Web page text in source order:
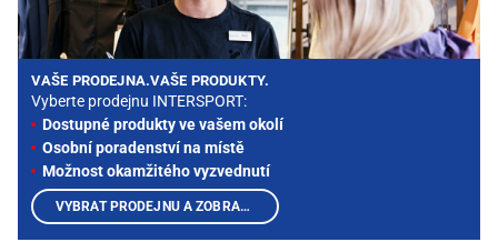
VAŠE PRODEJNA.VAŠE PRODUKTY.
Vyberte prodejnu INTERSPORT:
Dostupné produkty ve vašem okolí
Osobní poradenství na místě
Možnost okamžitého vyzvednutí
VYBRAT PRODEJNU A ZOBRAZIT PRODUKTY